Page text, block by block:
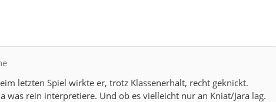
letzten Spiel wirkte er, trotz Klassenerhalt, recht geknickt.
was rein interpretiere. Und ob es vielleicht nur an Kniat/Jara lag.